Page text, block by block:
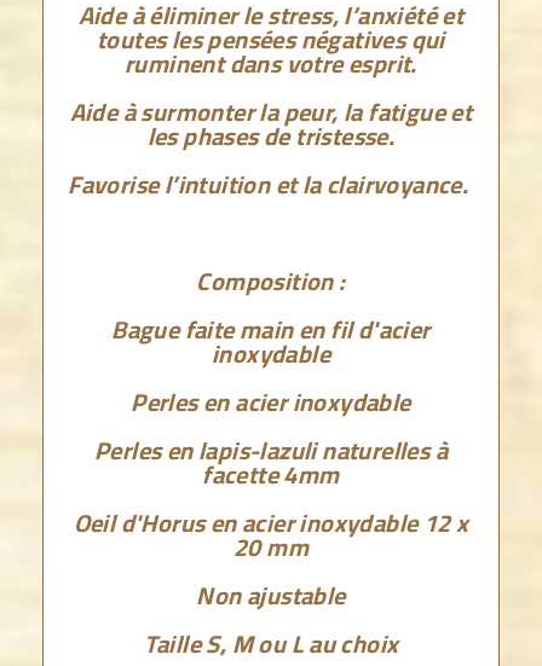
Aide à éliminer le stress, l’anxiété et
toutes les pensées négatives qui
ruminent dans votre esprit.
Aide à surmonter la peur, la fatigue et
les phases de tristesse.
Favorise l’intuition et la clairvoyance.
Composition :
Bague faite main en fil d'acier
inoxydable
Perles en acier inoxydable
Perles en lapis-lazuli naturelles à
facette 4mm
Oeil d'Horus en acier inoxydable 12 x
20 mm
Non ajustable
Taille S, M ou L au choix